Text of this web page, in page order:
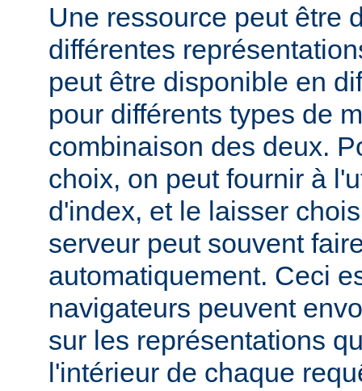
Une ressource peut être
différentes
peut être disponible en
pour différents types de
combinaison des deux.
choix, on peut fournir à
d'index, et le laisser
serveur peut souvent
automatiquement. Ceci
navigateurs peuvent
sur les représentations
l'intérieur de chaque